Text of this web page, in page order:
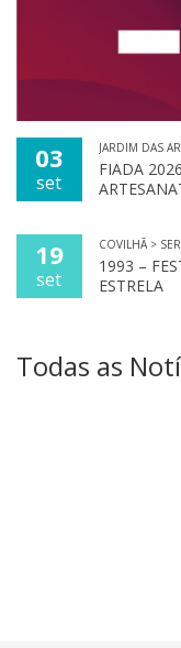
03
set
JARDIM DAS
FIADA
19
set
COVILHÃ >
1993 –
ESTRELA
Todas as